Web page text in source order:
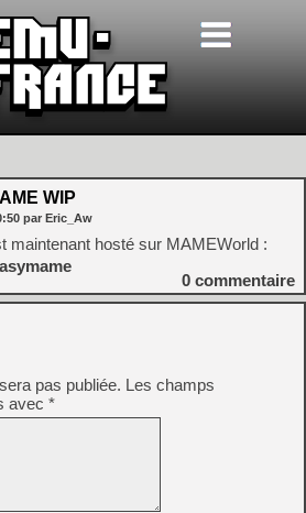
WIP
par Eric_Aw
maintenant hosté sur MAMEWorld :
0 commentaire
pas publiée. Les champs
avec *